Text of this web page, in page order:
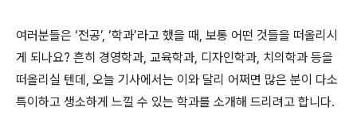
여러분들은 ‘전공’, ‘학과’라고 했을 때, 보통 어떤 것들을 떠올리시
게 되나요? 흔히 경영학과, 교육학과, 디자인학과, 치의학과 등을
떠올리실 텐데, 오늘 기사에서는 이와 달리 어쩌면 많은 분이 다소
특이하고 생소하게 느낄 수 있는 학과를 소개해 드리려고 합니다.